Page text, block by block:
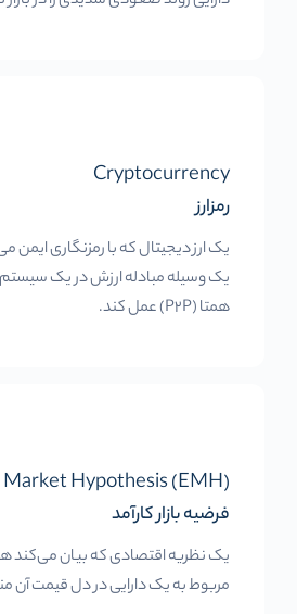
Cryptocurrency
رمزارز
یک ارز دیجیتال که با رمزنگاری ایمن
یک وسیله مبادله ارزش در یک
همتا (P2P) عمل کند.
Hypothesis (EMH)
فرضیه بازار کارآمد
یک نظریه اقتصادی که بیان می‌کند
مربوط به یک دارایی در دل قیمت